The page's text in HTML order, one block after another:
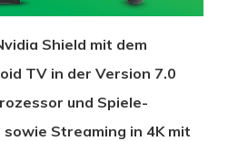
Shield mit dem
TV in der Version 7.0
und Spiele-
Streaming in 4K mit